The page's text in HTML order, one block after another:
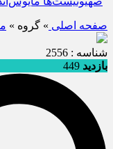
صفحه اصلی » گروه »
شناسه : 2556
بازدید 449